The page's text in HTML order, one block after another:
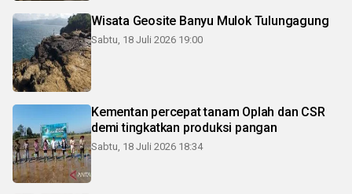
Wisata Geosite Banyu Mulok Tulungagung
Sabtu, 18 Juli 2026 19:00
Kementan percepat tanam Oplah dan CSR
demi tingkatkan produksi pangan
Sabtu, 18 Juli 2026 18:34